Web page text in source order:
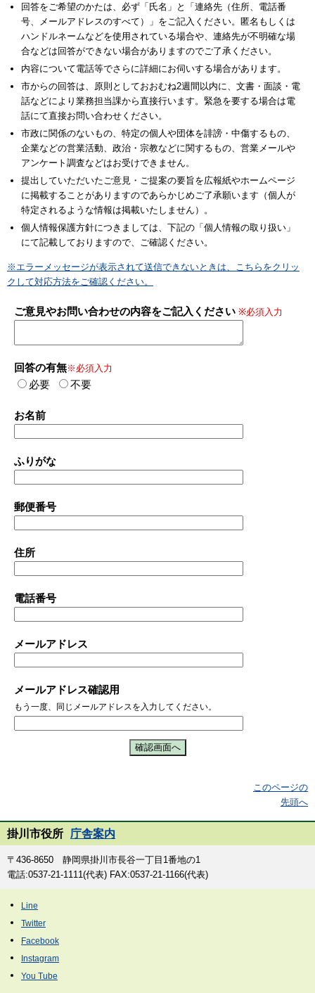
回答をご希望のかたは、必ず「氏名」と「連絡先（住所、電話番
号、メールアドレスのすべて）」をご記入ください。匿名もしくは
ハンドルネームなどを使用されている場合や、連絡先が不明確な場
合などは回答ができない場合がありますのでご了承ください。
内容について電話等でさらに詳細にお伺いする場合があります。
市からの回答は、原則としておおむね2週間以内に、文書・面談・電
話などにより業務担当課から直接行います。緊急を要する場合は電
話にて直接お問い合わせください。
市政に関係のないもの、特定の個人や団体を誹謗・中傷するもの、
企業などの営業活動、政治・宗教などに関するもの、営業メールや
アンケート調査などはお受けできません。
提出していただいたご意見・ご提案の要旨を広報紙やホームページ
に掲載することがありますのであらかじめご了承願います（個人が
特定されるような情報は掲載いたしません）。
個人情報保護方針につきましては、下記の「個人情報の取り扱い」
にて記載しておりますので、ご確認ください。
※エラーメッセージが表示されて送信できないときは、こちらをクリッ
クして対応方法をご確認ください。
ご意見やお問い合わせの内容をご記入ください ※必須入力
回答の有無※必須入力
必要 不要
お名前
ふりがな
郵便番号
住所
電話番号
メールアドレス
メールアドレス確認用
もう一度、同じメールアドレスを入力してください。
このページの
先頭へ
掛川市役所 庁舎案内
〒436-8650 静岡県掛川市長谷一丁目1番地の1
電話:0537-21-1111(代表) FAX:0537-21-1166(代表)